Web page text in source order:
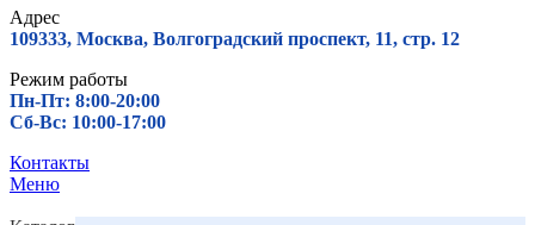
Адрес
109333, Москва, Волгоградский проспект, 11, стр. 12
Режим работы
Пн-Пт: 8:00-20:00
Сб-Вс: 10:00-17:00
Контакты
Меню